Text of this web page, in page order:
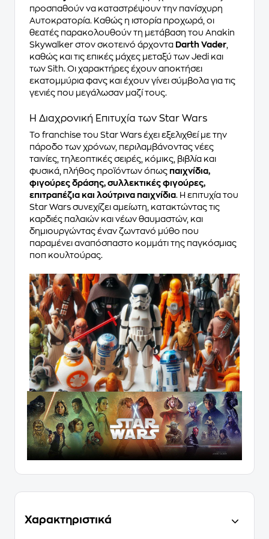
προσπαθούν να καταστρέψουν την πανίσχυρη
Αυτοκρατορία. Καθώς η ιστορία προχωρά, οι
θεατές παρακολουθούν τη μετάβαση του Anakin
Skywalker στον σκοτεινό άρχοντα Darth Vader
καθώς και τις επικές μάχες μεταξύ των Jedi και
των Sith. Οι χαρακτήρες έχουν αποκτήσει
εκατομμύρια φανς και έχουν γίνει σύμβολα για τις
γενιές που μεγάλωσαν μαζί τους.
Η Διαχρονική Επιτυχία των Star Wars
Το franchise του Star Wars έχει εξελιχθεί με την
πάροδο των χρόνων, περιλαμβάνοντας νέες
ταινίες, τηλεοπτικές σειρές, κόμικς, βιβλία και
φυσικά, πλήθος προϊόντων όπως παιχνίδια,
φιγούρες δράσης, συλλεκτικές φιγούρες,
επιτραπέζια και λούτρινα παιχνίδια. Η επιτυχία του
Star Wars συνεχίζει αμείωτη, κατακτώντας τις
καρδιές παλαιών και νέων θαυμαστών, και
δημιουργώντας έναν ζωντανό μύθο που
παραμένει αναπόσπαστο κομμάτι της παγκόσμιας
ποπ κουλτούρας.
Χαρακτηριστικά